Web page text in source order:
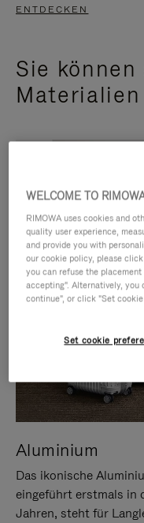
ENTDECKEN
Sie können
Aluminium
Das ikonische
eingeführt erstmals in
Jahren, steht für
WELCOME TO
RIMOWA uses cookies and
quality user experience,
and provide you with
our cookie policy, please click
you can refuse the
accepting". Alternatively,
continue", or click "Set
Set cookie